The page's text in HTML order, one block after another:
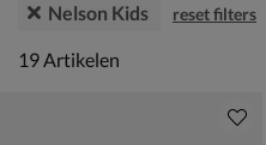
Nelson Kids reset filters
19 artikelen
19Artikelen